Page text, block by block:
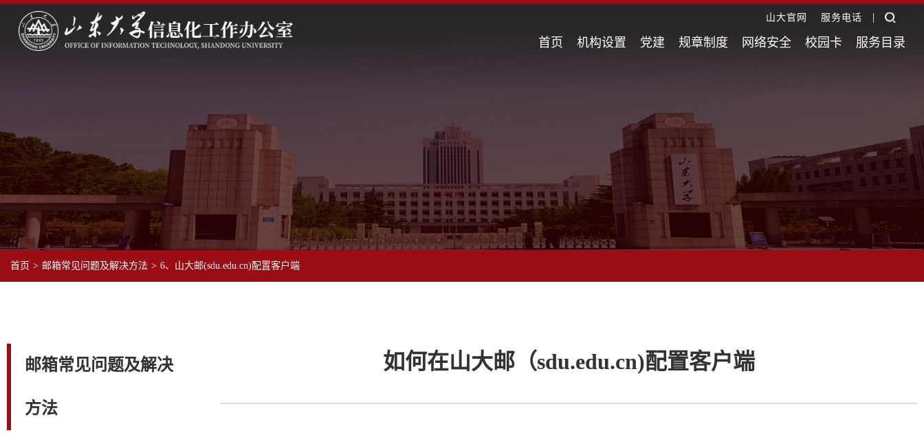
山大官网 服务电话 |
首页 机构设置 党建 规章制度 网络安全 校园卡 服务目录
首页 > 邮箱常见问题及解决方法 > 6、山大邮(sdu.edu.cn)配置客户端
邮箱常见问题及解决
方法
如何在山大邮（sdu.edu.cn)配置客户端